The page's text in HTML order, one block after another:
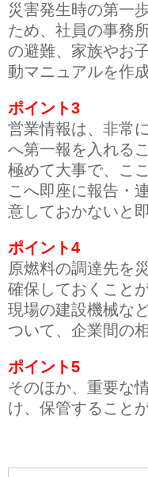
災害発生時の第一
ため、社員の事務
の避難、家族やお
動マニュアルを作
ポイント3
営業情報は、非常
へ第一報を入れる
極めて大事で、こ
こへ即座に報告・
意しておかないと
ポイント4
原燃料の調達先を
確保しておくこと
現場の建設機械な
ついて、企業間の
ポイント5
そのほか、重要な
け、保管すること